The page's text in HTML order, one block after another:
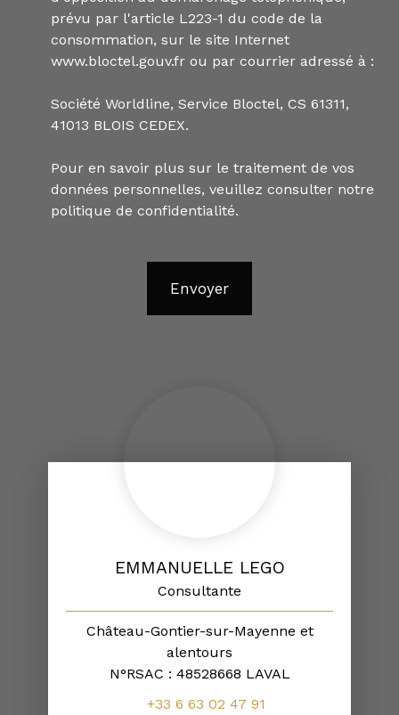
prévu par l'article L223-1 du code de la
consommation, sur le site Internet
www.bloctel.gouv.fr ou par courrier adressé à :
Société Worldline, Service Bloctel, CS 61311,
41013 BLOIS CEDEX.
Pour en savoir plus sur le traitement de vos
données personnelles, veuillez consulter notre
politique de confidentialité.
Envoyer
EMMANUELLE LEGO
Consultante
Château-Gontier-sur-Mayenne et
alentours
N°RSAC : 48528668 LAVAL
+33 6 63 02 47 91